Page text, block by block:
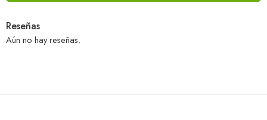
Reseñas
Aún no hay reseñas.